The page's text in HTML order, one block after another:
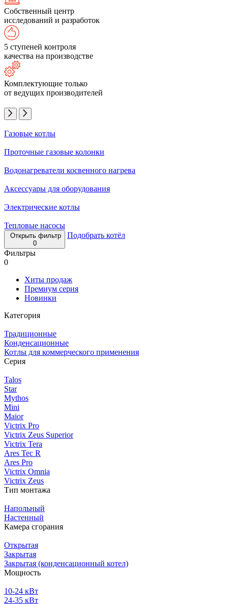
Собственный центр
исследований и разработок
5 ступеней контроля
качества на производстве
Комплектующие только
от ведущих производителей
Газовые котлы
Проточные газовые колонки
Водонагреватели косвенного нагрева
Аксессуары для оборудования
Электрические котлы
Тепловые насосы
Открыть фильтр
0
Подобрать котёл
Фильтры
0
Хиты продаж
Премиум серия
Новинки
Категория
Традиционные
Конденсационные
Котлы для коммерческого применения
Серия
Talos
Star
Mythos
Mini
Maior
Victrix Pro
Victrix Zeus Superior
Victrix Tera
Ares Tec R
Ares Pro
Victrix Omnia
Victrix Zeus
Тип монтажа
Напольный
Настенный
Камера сгорания
Открытая
Закрытая
Закрытая (конденсационный котел)
Мощность
10-24 кВт
24-35 кВт